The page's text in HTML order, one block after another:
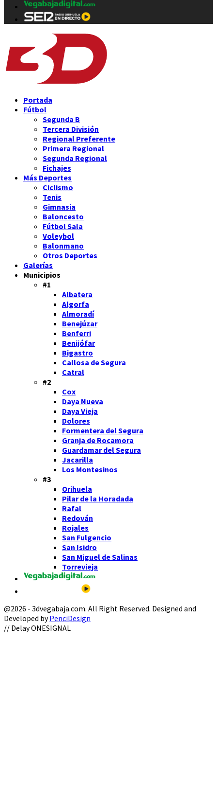
Portada
Fútbol
Segunda B
Tercera División
Regional Preferente
Primera Regional
Segunda Regional
Fichajes
Más Deportes
Ciclismo
Tenis
Gimnasia
Baloncesto
Fútbol Sala
Voleybol
Balonmano
Otros Deportes
Galerías
Municipios
#1
Albatera
Algorfa
Almoradí
Benejúzar
Benferri
Benijófar
Bigastro
Callosa de Segura
Catral
#2
Cox
Daya Nueva
Daya Vieja
Dolores
Formentera del Segura
Granja de Rocamora
Guardamar del Segura
Jacarilla
Los Montesinos
#3
Orihuela
Pilar de la Horadada
Rafal
Redován
Rojales
San Fulgencio
San Isidro
San Miguel de Salinas
Torrevieja
@2026 - 3dvegabaja.com. All Right Reserved. Designed and
Developed byPenciDesign
Facebook
Twitter
Instagram
Youtube
Email
// Delay ONESIGNAL